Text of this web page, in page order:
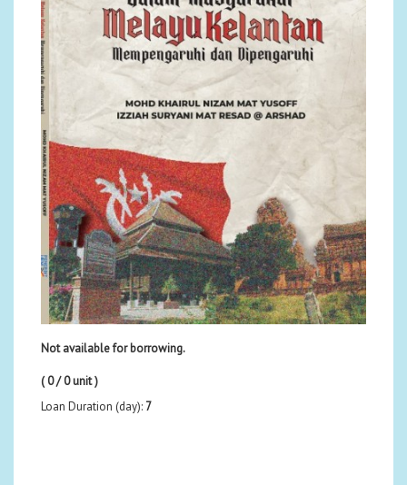
Not available for borrowing.
( 0 / 0 unit )
Loan Duration (day): 7